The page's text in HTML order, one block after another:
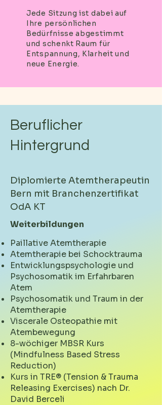
Jede Sitzung ist dabei auf
Ihre persönlichen
Bedürfnisse abgestimmt
und schenkt Raum für
Entspannung, Klarheit und
neue Energie.
Beruflicher
Hintergrund
Diplomierte Atemtherapeutin
Bern mit Branchenzertifikat
OdA KT
Weiterbildungen
Paillative Atemtherapie
Atemtherapie bei Schocktrauma
Entwicklungspsychologie und
Psychosomatik im Erfahrbaren
Atem
Psychosomatik und Traum in der
Atemtherapie
Viscerale Osteopathie mit
Atembewegung
8-wöchiger MBSR Kurs
(Mindfulness Based Stress
Reduction)
Kurs in TRE® (Tension & Trauma
Releasing Exercises) nach Dr.
David Berceli